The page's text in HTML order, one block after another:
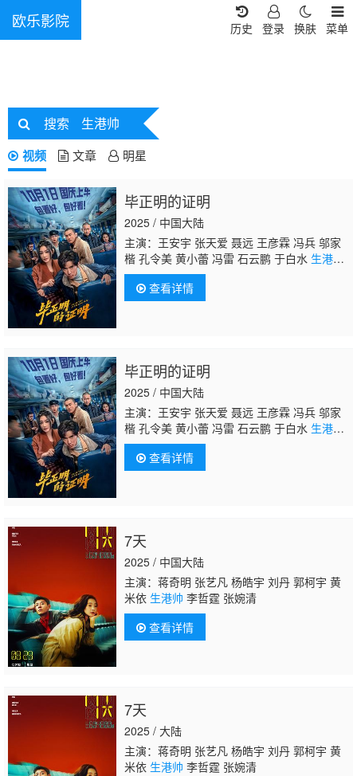
欧乐影院 菜单
换肤
登录
历史
搜索 生港帅
视频 文章 明星
毕正明的证明
2025 / 中国大陆
主演：王安宇 张天爱 聂远 王彦霖 冯兵 邬家
楷 孔令美 黄小蕾 冯雷 石云鹏 于白水 生港
帅楚布花羯 师铭泽 李晓川 王超
查看详情
毕正明的证明
2025 / 中国大陆
主演：王安宇 张天爱 聂远 王彦霖 冯兵 邬家
楷 孔令美 黄小蕾 冯雷 石云鹏 于白水 生港
帅楚布花羯 李晓川
查看详情
7天
2025 / 中国大陆
主演：蒋奇明 张艺凡 杨皓宇 刘丹 郭柯宇 黄
米依 生港帅 李哲霆 张婉清
查看详情
7天
2025 / 大陆
主演：蒋奇明 张艺凡 杨皓宇 刘丹 郭柯宇 黄
米依 生港帅 李哲霆 张婉清